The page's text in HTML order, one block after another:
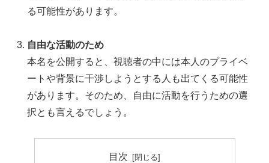
る可能性があります。
自由な活動のため
本名を公開すると、視聴者の中には本人のプライベ
ートや背景に干渉しようとする人も出てくる可能性
があります。そのため、自由に活動を行うための選
択とも言えるでしょう。
目次